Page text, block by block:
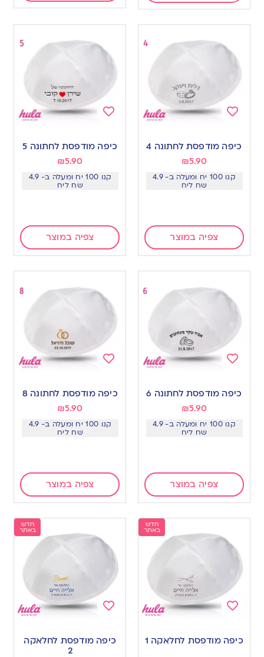
to
כיפה מודפסת לחתונה 4
₪5.90
קנו 100 יח ומעלה ב- 4.9
שח ליח
צפיה במוצר
to
כיפה מודפסת לחתונה 5
₪5.90
קנו 100 יח ומעלה ב- 4.9
שח ליח
צפיה במוצר
to
כיפה מודפסת לחתונה 6
₪5.90
קנו 100 יח ומעלה ב- 4.9
שח ליח
צפיה במוצר
to
כיפה מודפסת לחתונה 8
₪5.90
קנו 100 יח ומעלה ב- 4.9
שח ליח
צפיה במוצר
חדש
באתר
to
wishlist
כיפה מודפסת לחלאקה 1
חדש
באתר
to
wishlist
כיפה מודפסת לחלאקה
2